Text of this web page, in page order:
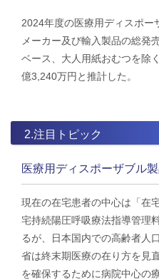
2024年度の医療用ディスポー
メーカー及び輸入製品の総発
ベース、大人用紙おむつを除
億3,240万円と推計した。
2.注目トピック
医療用ディスポーザブル
現在の在宅患者の中心は「在
宅持続陽圧呼吸療法指導管理
るが、日本国内での高齢者人
省は終末期医療の在り方を見
を確保するために病院中心の